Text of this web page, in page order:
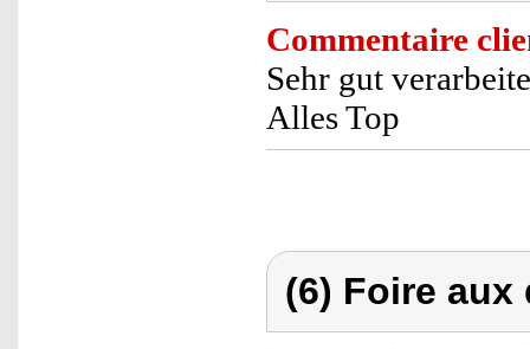
Commentaire
Sehr gut
Alles Top
(6) Foire